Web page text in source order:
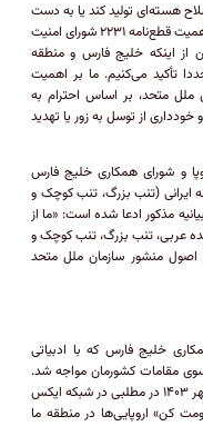
هسته‌ای تولید کند یا به دست
آورد، اشتراک نظر داریم». همچنین ادعا شد: «ما بر اهمیت قطع‌نامه ۲۲۳۱ شورای امنیت
از اینکه خلیج فارس و منطقه
تأکید می‌کنیم. ما بر اهمیت
ملل متحد، بر اساس احترام به
از توسل به زور یا تهدید
و شورای همکاری خلیج فارس
ایرانی (تنب بزرگ، تنب کوچک و
مذکور ادعا شده است: «ما از
عربی، تنب بزرگ، تنب کوچک و
منشور سازمان ملل متحد
خلیج فارس که با ادبیاتی
مقامات کشورمان مواجه شد.
همچنان که سیدعباس عراقچی بامداد پنجشنبه ۲۶ مهر ۱۴۰۳ در مطلبی در شبکه ایکس
کن» اروپایی‌ها در منطقه ما